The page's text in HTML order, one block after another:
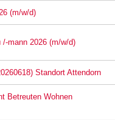
(m/w/d)
mann 2026 (m/w/d)
Standort Attendorn
Betreuten Wohnen